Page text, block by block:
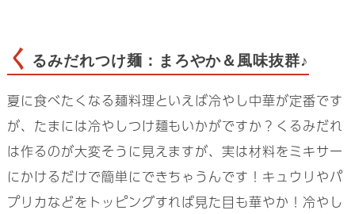
く るみだれつけ麺：まろやか＆風味抜群♪
夏に食べたくなる麺料理といえば冷やし中華が定番です
が、たまには冷やしつけ麺もいかがですか？くるみだれ
は作るのが大変そうに見えますが、実は材料をミキサー
にかけるだけで簡単にできちゃうんです！キュウリやパ
プリカなどをトッピングすれば見た目も華やか！冷やし